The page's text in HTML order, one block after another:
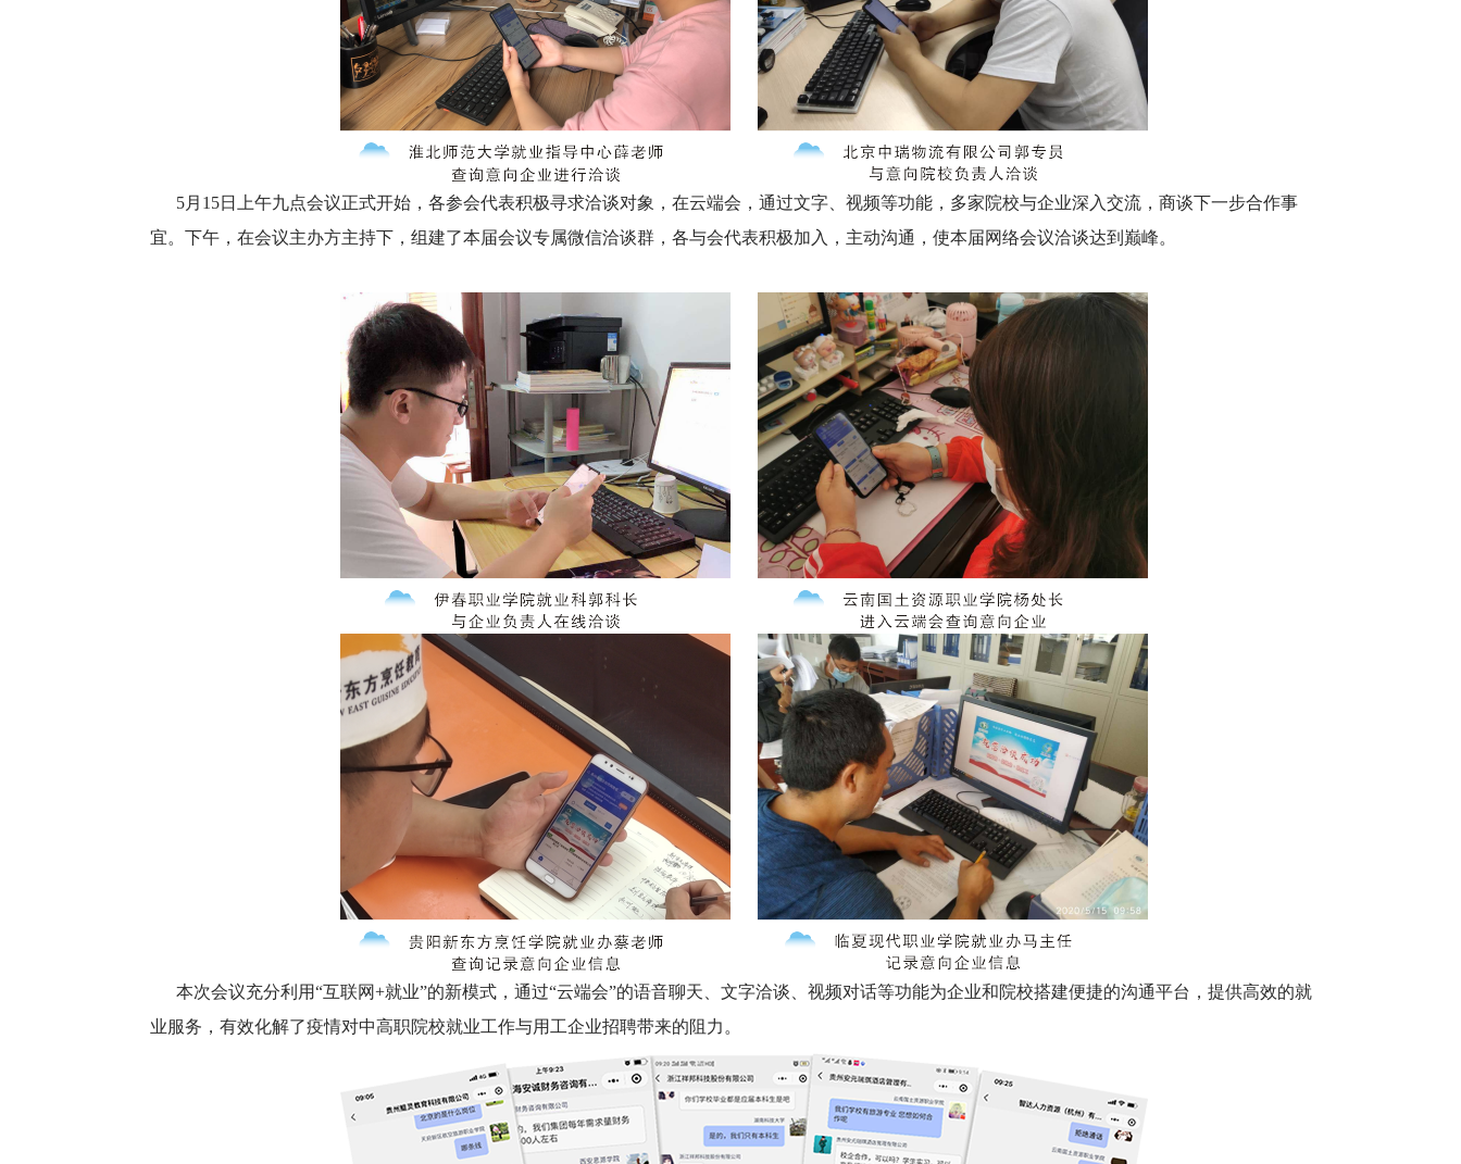
5月15日上午九点会议正式开始，各参会代表积极寻求洽谈对象，在云端会，通过文字、视频等功能，多家院校与企业深入交流，商谈下一步合作事
宜。下午，在会议主办方主持下，组建了本届会议专属微信洽谈群，各与会代表积极加入，主动沟通，使本届网络会议洽谈达到巅峰。
本次会议充分利用“互联网+就业”的新模式，通过“云端会”的语音聊天、文字洽谈、视频对话等功能为企业和院校搭建便捷的沟通平台，提供高效的就
业服务，有效化解了疫情对中高职院校就业工作与用工企业招聘带来的阻力。